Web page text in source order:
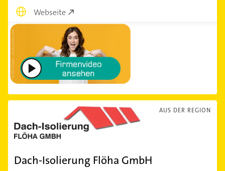
Webseite
AUS DER REGION
Dach-Isolierung Flöha GmbH